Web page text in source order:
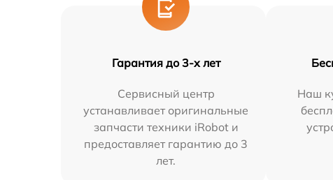
Гарантия до 3-х лет
Сервисный центр
устанавливает оригинальные
запчасти техники iRobot и
предоставляет гарантию до 3
лет.
Наш